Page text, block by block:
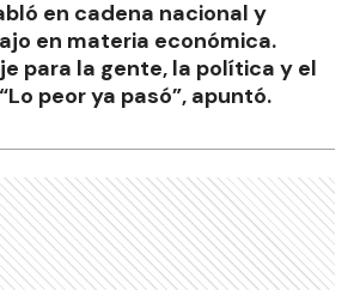
en cadena nacional y
en materia económica.
para la gente, la política y el
peor ya pasó”, apuntó.